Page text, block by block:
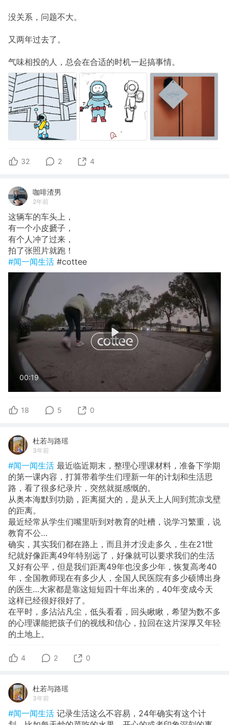
没关系，问题不大。
又两年过去了。
气味相投的人，总会在合适的时机一起搞事情。
32 2 4
咖啡渣男
2年前
这辆车的车头上，
有一个小皮搋子，
有个人冲了过来，
拍了张照片就跑！
#闻一闻生活 #cottee
00:19
18 5 0
杜若与路瑶
3年前
#闻一闻生活 最近临近期末，整理心理课材料，准备下学期
的第一课内容，打算带着学生们理新一年的计划和生活思
路，看了很多纪录片，突然就挺感慨的。
从奥本海默到功勋，距离挺大的，是从天上人间到荒凉戈壁
的距离。
最近经常从学生们嘴里听到对教育的吐槽，说学习繁重，说
教育不公…
确实，其实我们都在路上，而且并才没走多久，生在21世
纪就好像距离49年特别远了，好像就可以要求我们的生活
又好有公平，但是我们距离49年也没多少年，恢复高考40
年，全国教师现在有多少人，全国人民医院有多少硕博出身
的医生…大家都是靠这短短四十年出来的，40年变成今天
这样已经很好很好了。
在平时，多沾沾凡尘，低头看看，回头瞅瞅，希望为数不多
的心理课能把孩子们的视线和信心，拉回在这片深厚又年轻
的土地上。
4 2 0
杜若与路瑶
3年前
#闻一闻生活 记录生活这么不容易，24年确实有这个计